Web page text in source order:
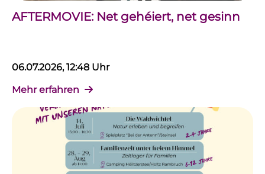
AFTERMOVIE: Net gehéiert, net gesinn
06.07.2026, 12:48 Uhr
Mehr erfahren